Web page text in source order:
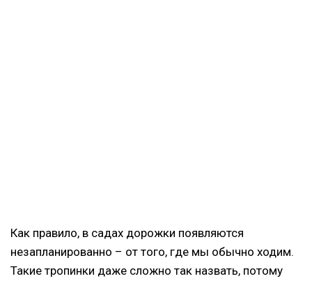
Как правило, в садах дорожки появляются
незапланированно – от того, где мы обычно ходим.
Такие тропинки даже сложно так назвать, потому